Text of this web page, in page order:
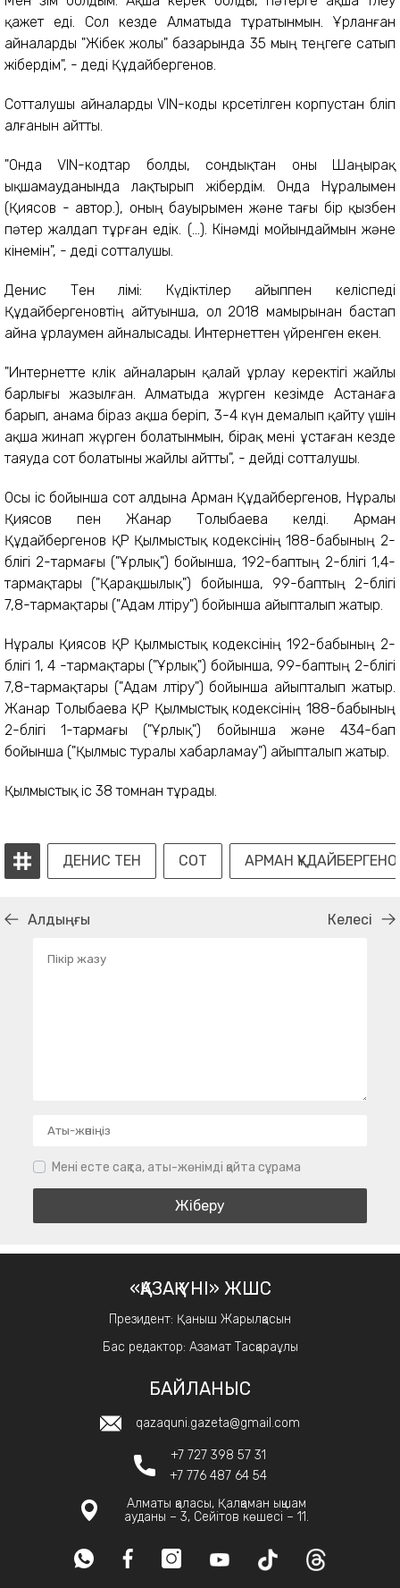
қажет еді. Сол кезде Алматыда тұратынмын. Ұрланған
айналарды "Жібек жолы" базарында 35 мың теңгеге сатып
жібердім", - деді Құдайбергенов.
Сотталушы айналарды VIN-коды көрсетілген корпустан бөліп
алғанын айтты.
"Онда VIN-кодтар болды, сондықтан оны Шаңырақ
ықшамауданында лақтырып жібердім. Онда Нұралымен
(Қиясов - автор.), оның бауырымен және тағы бір қызбен
пәтер жалдап тұрған едік. (...). Кінәмді мойындаймын және
өкінемін", - деді сотталушы.
Денис Тен өлімі: Күдіктілер айыппен келіспеді
Құдайбергеновтің айтуынша, ол 2018 мамырынан бастап
айна ұрлаумен айналысады. Интернеттен үйренген екен.
"Интернетте көлік айналарын қалай ұрлау керектігі жайлы
барлығы жазылған. Алматыда жүрген кезімде Астанаға
барып, анама біраз ақша беріп, 3-4 күн демалып қайту үшін
ақша жинап жүрген болатынмын, бірақ мені ұстаған кезде
таяуда сот болатыны жайлы айтты", - дейді сотталушы.
Осы іс бойынша сот алдына Арман Құдайбергенов, Нұралы
Қиясов пен Жанар Толыбаева келді. Арман
Құдайбергенов ҚР Қылмыстық кодексінің 188-бабының 2-
бөлігі 2-тармағы ("Ұрлық") бойынша, 192-баптың 2-бөлігі 1,4-
тармақтары ("Қарақшылық") бойынша, 99-баптың 2-бөлігі
7,8-тармақтары ("Адам өлтiру") бойынша айыпталып жатыр.
Нұралы Қиясов ҚР Қылмыстық кодексінің 192-бабының 2-
бөлігі 1, 4 -тармақтары ("Ұрлық") бойынша, 99-баптың 2-бөлігі
7,8-тармақтары ("Адам өлтiру") бойынша айыпталып жатыр.
Жанар Толыбаева ҚР Қылмыстық кодексінің 188-бабының
2-бөлігі 1-тармағы ("Ұрлық") бойынша және 434-бап
бойынша ("Қылмыс туралы хабарламау") айыпталып жатыр.
Қылмыстық іс 38 томнан тұрады.
ДЕНИС ТЕН СОТ АРМАН
Алдыңғы Келесі
Мені есте сақта, аты-жөнімді қайта сұрама
«ҚАЗАҚ ҮНІ» ЖШС
Президент: Қаныш Жарылқасын
Бас редактор: Азамат Тасқараұлы
БАЙЛАНЫС
qazaquni.gazeta@gmail.com
+7 727 398 57 31
+7 776 487 64 54
Алматы қаласы, Қалқаман ықшам
ауданы – 3, Сейітов көшесі – 11.